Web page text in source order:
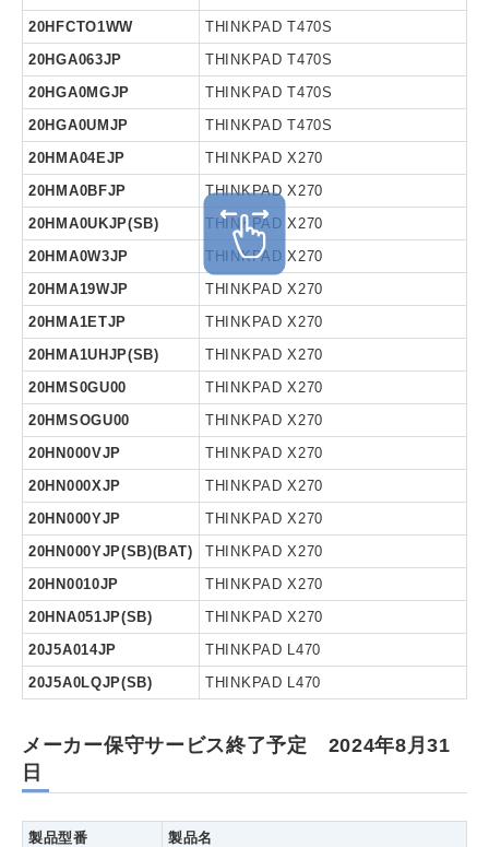
20HFCTO1WW
THINKPAD T470S
20HGA063JP
THINKPAD T470S
20HGA0MGJP
THINKPAD T470S
20HGA0UMJP
THINKPAD T470S
20HMA04EJP
THINKPAD X270
20HMA0BFJP
THINKPAD X270
20HMA0UKJP(SB)
THINKPAD X270
20HMA0W3JP
THINKPAD X270
20HMA19WJP
THINKPAD X270
20HMA1ETJP
THINKPAD X270
20HMA1UHJP(SB)
THINKPAD X270
20HMS0GU00
THINKPAD X270
20HMSOGU00
THINKPAD X270
20HN000VJP
THINKPAD X270
20HN000XJP
THINKPAD X270
20HN000YJP
THINKPAD X270
20HN000YJP(SB)(BAT)
THINKPAD X270
20HN0010JP
THINKPAD X270
20HNA051JP(SB)
THINKPAD X270
20J5A014JP
THINKPAD L470
20J5A0LQJP(SB)
THINKPAD L470
メーカー保守サービス終了予定 2024年8月31
日
製品型番
製品名